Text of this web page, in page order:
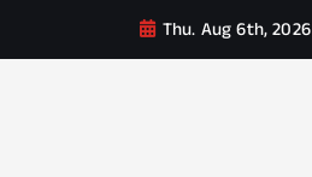
Thu. Aug 6th, 2026